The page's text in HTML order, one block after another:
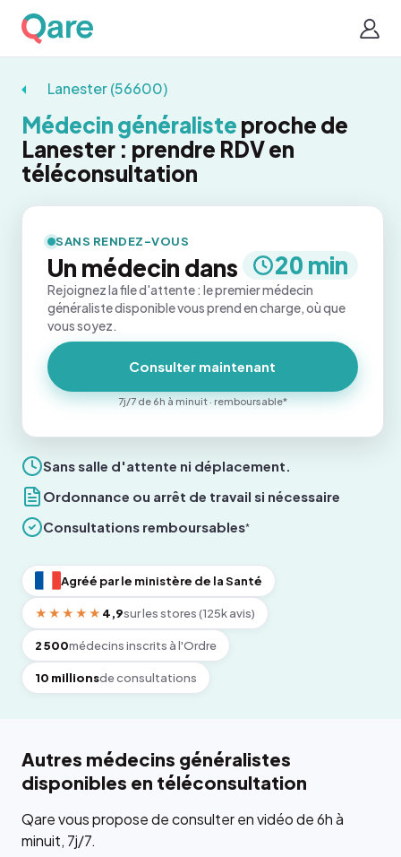
Lanester (56600)
Médecin généraliste proche de
Lanester : prendre RDV en
téléconsultation
Sans salle d'attente ni déplacement.
Ordonnance ou arrêt de travail si nécessaire
Consultations remboursables*
Agréé par le ministère de la Santé
★★★★★ 4,9sur les stores (125k avis)
2 500médecins inscrits à l'Ordre
10 millionsde consultations
SANS RENDEZ-VOUS
Un médecin dans 20 min
Rejoignez la file d'attente : le premier médecin
généraliste disponible vous prend en charge, où que
vous soyez.
Consulter maintenant
7j/7 de 6h à minuit · remboursable*
Autres médecins généralistes
disponibles en téléconsultation
Qare vous propose de consulter en vidéo de 6h à
minuit, 7j/7.